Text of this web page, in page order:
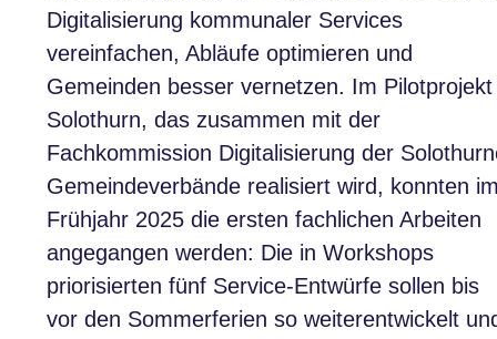
Digitalisierung kommunaler Services
vereinfachen, Abläufe optimieren und
Gemeinden besser vernetzen. Im Pilotprojekt
Solothurn, das zusammen mit der
Fachkommission Digitalisierung der
Gemeindeverbände realisiert wird, konnten
Frühjahr 2025 die ersten fachlichen Arbeiten
angegangen werden: Die in Workshops
priorisierten fünf Service-Entwürfe sollen bis
vor den Sommerferien so weiterentwickelt